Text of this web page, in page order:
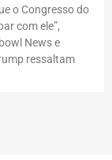
o Congresso do
com ele”,
News e
ressaltam